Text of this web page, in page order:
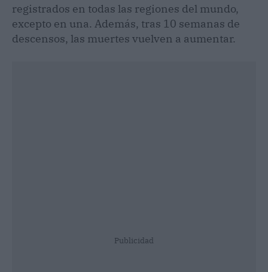
registrados en todas las regiones del mundo,
excepto en una. Además, tras 10 semanas de
descensos, las muertes vuelven a aumentar.
Publicidad